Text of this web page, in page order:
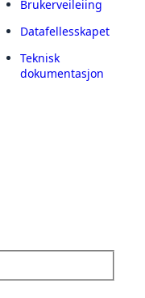
Brukerveileiing
Datafellesskapet
Teknisk
dokumentasjon